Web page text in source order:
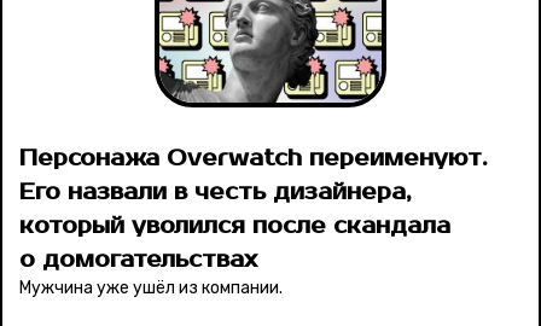
Персонажа Overwatch переименуют.
Его назвали в честь дизайнера,
который уволился после скандала
о домогательствах
Мужчина уже ушёл из компании.